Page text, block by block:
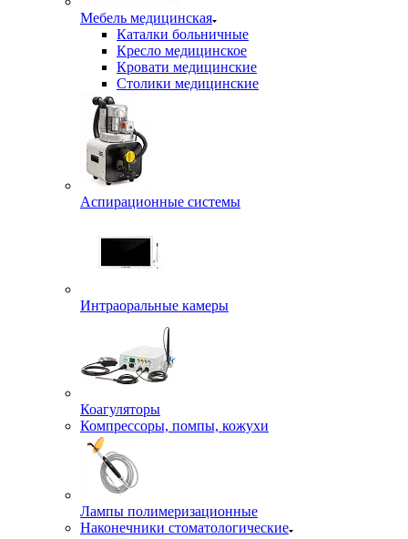
Мебель медицинская
Каталки больничные
Кресло медицинское
Кровати медицинские
Столики медицинские
Аспирационные системы
Интраоральные камеры
Коагуляторы
Компрессоры, помпы, кожухи
Лампы полимеризационные
Наконечники стоматологические